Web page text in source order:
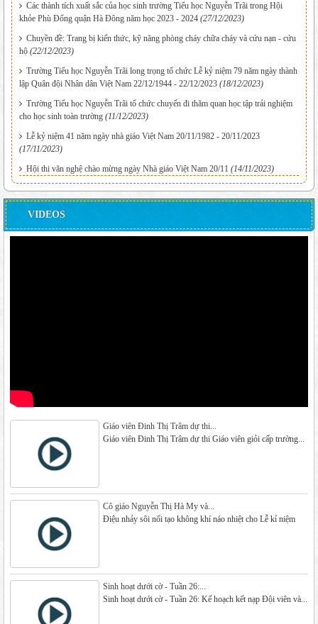
Các thành tích xuất sắc của học sinh trường Tiểu học Nguyễn Trãi trong Hội
khỏe Phù Đổng quận Hà Đông năm học 2023 - 2024 (27/12/2023)
Chuyền đề: Trang bị kiến thức, kỹ năng phòng cháy chữa cháy và cứu nạn - cứu
hộ (22/12/2023)
Trường Tiểu học Nguyễn Trãi long trọng tổ chức Lễ kỷ niệm 79 năm ngày thành
lập Quân đội Nhân dân Việt Nam 22/12/1944 - 22/12/2023 (18/12/2023)
Trường Tiểu học Nguyễn Trãi tổ chức chuyến đi thăm quan học tập trải nghiệm
cho học sinh toàn trường (11/12/2023)
Lễ kỷ niệm 41 năm ngày nhà giáo Việt Nam 20/11/1982 - 20/11/2023
(17/11/2023)
Hội thi văn nghệ chào mừng ngày Nhà giáo Việt Nam 20/11 (14/11/2023)
VIDEOS
Giáo viên Đinh Thị Trâm dự thi...
Giáo viên Đinh Thị Trâm dự thi Giáo viên giỏi cấp trường...
Cô giáo Nguyễn Thị Hà My và...
Điệu nhảy sôi nổi tạo không khí náo nhiệt cho Lễ kỉ niệm
Sinh hoạt dưới cờ - Tuần 26:...
Sinh hoạt dưới cờ - Tuần 26: Kế hoạch kết nạp Đội viên và...